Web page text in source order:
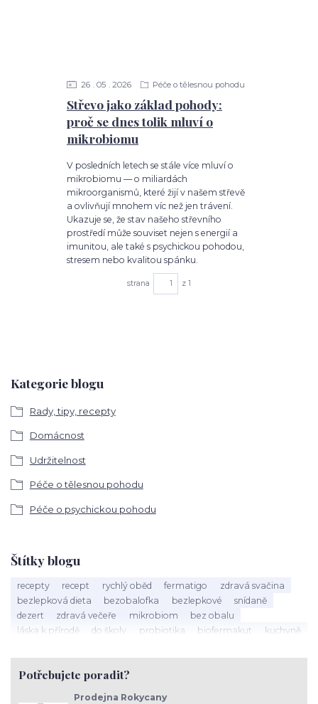
Kategorie blogu
Rady, tipy, recepty
Domácnost
Udržitelnost
Péče o tělesnou pohodu
Péče o psychickou pohodu
Štítky blogu
recepty recept rychlý oběd fermatigo
zdravá svačina
bezlepková dieta
bezobalofka bezlepkové
snídaně
dezert
zdravá večeře mikrobiom
bez obalu
láska k přírodě
do školy probiotika biofermakut
kuchyně
ambasador zdrave domacnosti
toxicke latky
jedy v domacnosti
sušenky
Potřebujete poradit?
Prodejna Rokycany
Střevo jako základ pohody:
proč se dnes tolik mluví o
mikrobiomu
26 05 2026 Péče o tělesnou pohodu
V posledních letech se stále více mluví o
mikrobiomu — o miliardách
mikroorganismů, které žijí v našem střevě
a ovlivňují mnohem víc než jen trávení.
Ukazuje se, že stav našeho střevního
prostředí může souviset nejen s energií a
imunitou, ale také s psychickou pohodou,
stresem nebo kvalitou spánku.
strana z 1